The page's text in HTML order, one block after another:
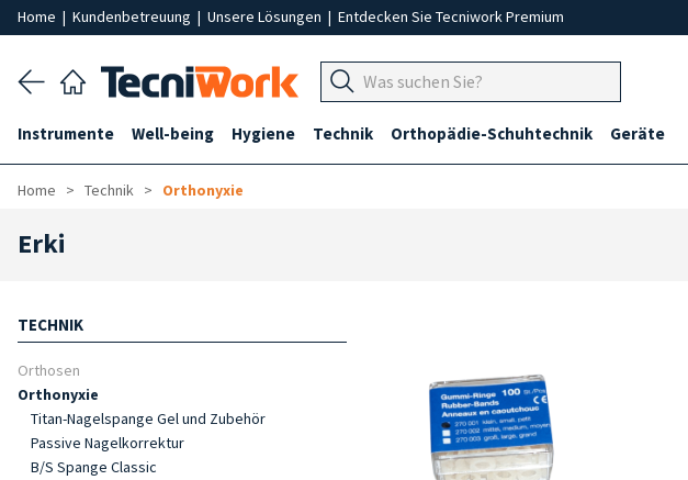
Home | Kundenbetreuung | Unsere Lösungen | Entdecken Sie Tecniwork Premium
Instrumente Well-being Hygiene Technik Orthopädie-Schuhtechnik Geräte
Home Technik Orthonyxie
Erki
TECHNIK
Orthosen
Orthonyxie
Titan-Nagelspange Gel und Zubehör
Passive Nagelkorrektur
B/S Spange Classic